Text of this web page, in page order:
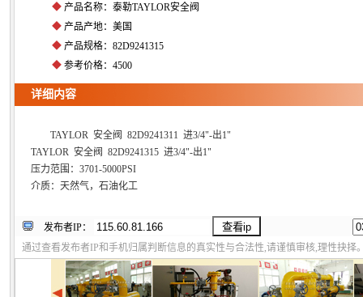
◆ 产品名称：泰勒TAYLOR安全阀
◆ 产品产地：美国
◆ 产品规格：82D9241315
◆ 参考价格：4500
详细内容
TAYLOR 安全阀 82D9241311 进3/4"-出1"
TAYLOR 安全阀 82D9241315 进3/4"-出1"
压力范围：3701-5000PSI
介质：天然气，石油化工
发布者IP：
通过查看发布者IP和手机归属判断信息的真实性与合法性,请谨慎审核,理性抉择